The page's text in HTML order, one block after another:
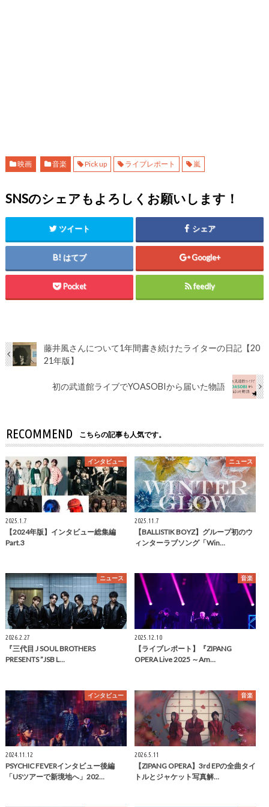
映画 音楽 Pick up ライブレポート 嵐
SNSのシェアもよろしくお願いします！
ツイート シェア
はてブ Google+
Pocket feedly
藤井風さんについて1年間書き続けたライターの日記【20
21年版】
初の武道館ライブでYOASOBIから届いた物語
RECOMMEND こちらの記事も人気です。
インタビュー
2025.1.7
【2024年版】インタビュー総集編
Part.3
ニュース
2025.11.7
【BALLISTIK BOYZ】グループ初のウ
ィンターラブソング「Win…
ニュース
2026.2.27
『三代目 J SOUL BROTHERS
PRESENTS ”JSB L…
音楽
2025.12.10
【ライブレポート】『ZIPANG
OPERA Live 2025 ～Am…
インタビュー
2024.11.12
PSYCHIC FEVERインタビュー後編
「USツアーで新境地へ」202…
音楽
2026.5.11
【ZIPANG OPERA】3rd EPの全曲タイ
トルとジャケット写真解…